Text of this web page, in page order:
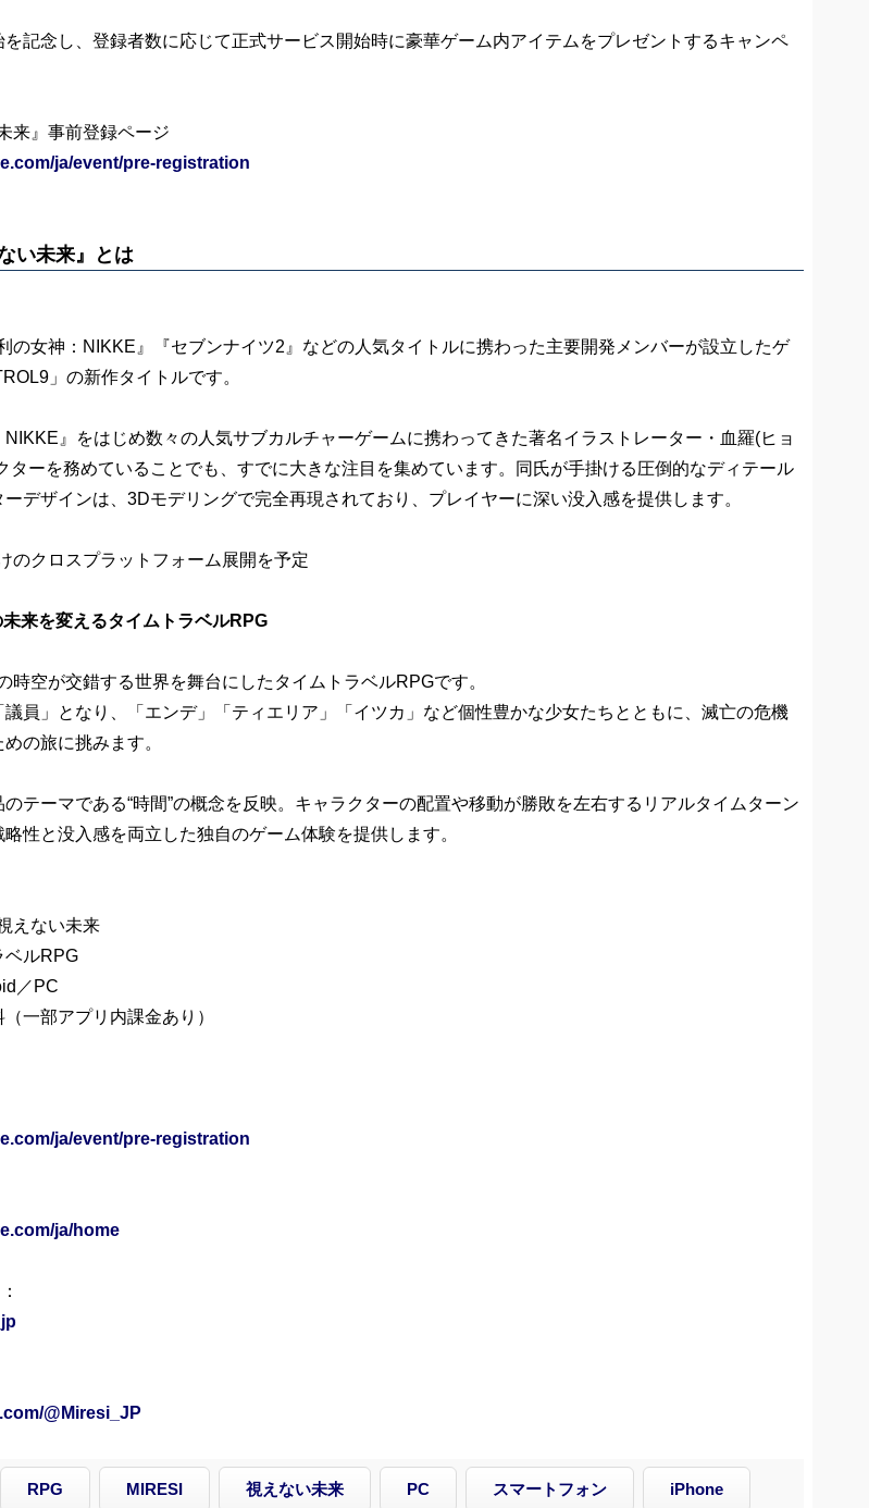
を記念し、登録者数に応じて正式サービス開始時に豪華ゲーム内アイテムをプレゼントするキャンペ
来』事前登録ページ
ja/event/pre-registration
い未来』とは
の女神：NIKKE』『セブンナイツ2』などの人気タイトルに携わった主要開発メンバーが設立したゲ
」の新作タイトルです。
NIKKE』をはじめ数々の人気サブカルチャーゲームに携わってきた著名イラストレーター・血羅(ヒョ
ターを務めていることでも、すでに大きな注目を集めています。同氏が手掛ける圧倒的なディテール
デザインは、3Dモデリングで完全再現されており、プレイヤーに深い没入感を提供します。
のクロスプラットフォーム展開を予定
来を変えるタイムトラベルRPG
時空が交錯する世界を舞台にしたタイムトラベルRPGです。
員」となり、「エンデ」「ティエリア」「イツカ」など個性豊かな少女たちとともに、滅亡の危機
の旅に挑みます。
テーマである“時間”の概念を反映。キャラクターの配置や移動が勝敗を左右するリアルタイムターン
性と没入感を両立した独自のゲーム体験を提供します。
えない未来
ベルRPG
／PC
一部アプリ内課金あり）
ja/event/pre-registration
ja/home
@Miresi_JP
RPG MIRESI 視えない未来 PC スマートフォン iPhone